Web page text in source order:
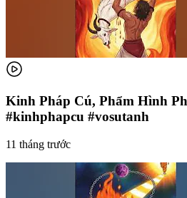
Kinh Pháp Cú, Phẩm Hình
#kinhphapcu #vosutanh
11 tháng trước